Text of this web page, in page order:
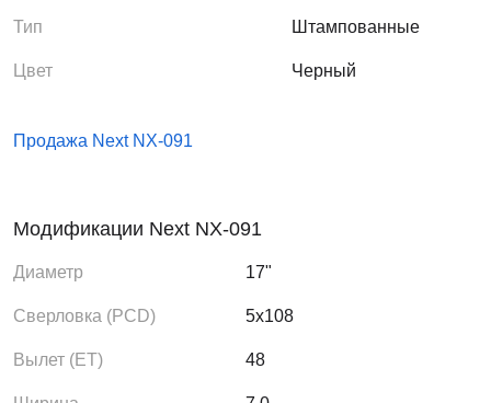
Тип Штампованные
Цвет Черный
Продажа Next NX-091
Модификации Next NX-091
Диаметр 17"
Сверловка (PCD) 5x108
Вылет (ЕТ) 48